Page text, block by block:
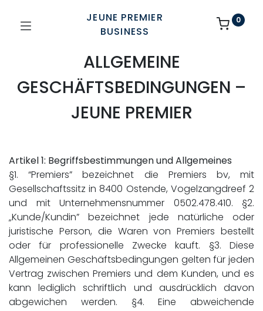
JEUNE PREMIER
BUSINESS
0
ALLGEMEINE
GESCHÄFTSBEDINGUNGEN –
JEUNE PREMIER
Artikel 1: Begriffsbestimmungen und Allgemeines
§1. “Premiers” bezeichnet die Premiers bv, mit
Gesellschaftssitz in 8400 Ostende, Vogelzangdreef 2
und mit Unternehmensnummer 0502.478.410. §2.
„Kunde/Kundin” bezeichnet jede natürliche oder
juristische Person, die Waren von Premiers bestellt
oder für professionelle Zwecke kauft. §3. Diese
Allgemeinen Geschäftsbedingungen gelten für jeden
Vertrag zwischen Premiers und dem Kunden, und es
kann lediglich schriftlich und ausdrücklich davon
abgewichen werden. §4. Eine abweichende